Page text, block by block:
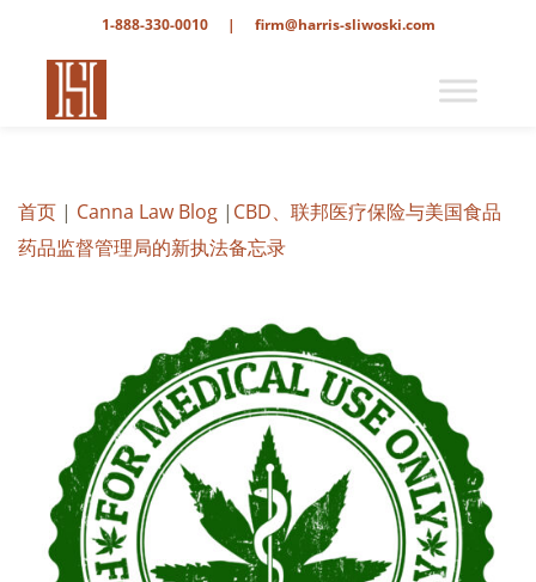
1-888-330-0010 | firm@harris-sliwoski.com
首页 | Canna Law Blog | CBD、联邦医疗保险与美国食品
药品监督管理局的新执法备忘录